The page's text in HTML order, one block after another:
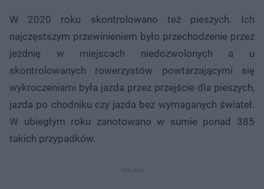
W 2020 roku skontrolowano też pieszych. Ich
najczęstszym przewinieniem było przechodzenie przez
jezdnię w miejscach niedozwolonych a u
skontrolowanych rowerzystów powtarzającymi się
wykroczeniami była jazda przez przejście dla pieszych,
jazda po chodniku czy jazda bez wymaganych świateł.
W ubiegłym roku zanotowano w sumie ponad 385
takich przypadków.